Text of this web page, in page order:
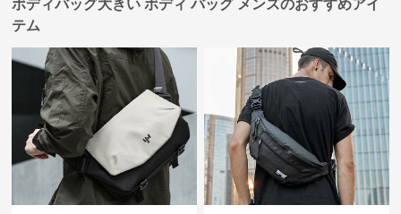
ボディバッグ大きい ボディ バッグ メンズのおすすめアイ
テム